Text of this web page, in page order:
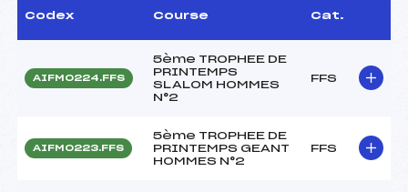
Codex Course Cat.
AIFM0224.FFS
5ème TROPHEE DE
PRINTEMPS
SLALOM HOMMES
N°2
FFS
AIFM0223.FFS
5ème TROPHEE DE
PRINTEMPS GEANT
HOMMES N°2
FFS